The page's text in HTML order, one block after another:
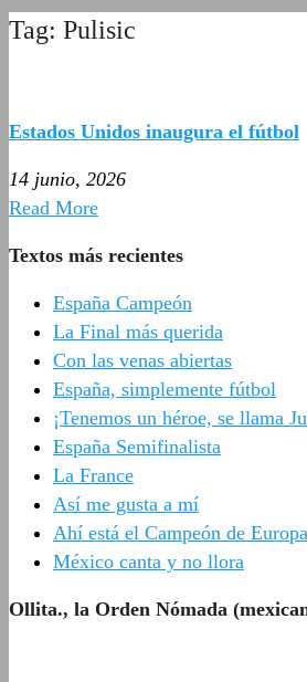
Tag: Pulisic
Estados Unidos inaugura el fútbol
14 junio, 2026
Read More
Textos más recientes
España Campeón
La Final más querida
Con las venas abiertas
España, simplemente fútbol
¡Tenemos un héroe, se llama
España Semifinalista
La France
Así me gusta a mí
Ahí está el Campeón de Europa
México canta y no llora
Ollita., la Orden Nómada